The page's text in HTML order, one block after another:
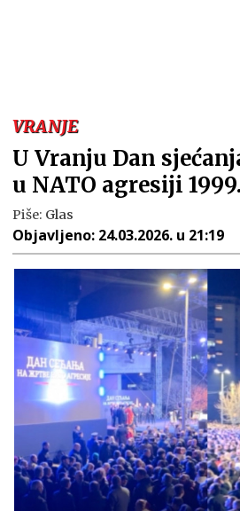
VRANJE
U Vranju Dan
u NATO agresiji
Piše: Glas
Objavljeno: 24.03.2026. u 21:19